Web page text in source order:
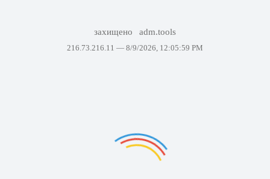
захищено adm.tools
216.73.216.11 — 8/9/2026, 12:05:59 PM